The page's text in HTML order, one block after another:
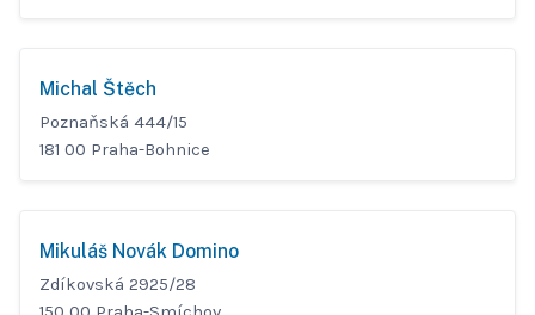
Michal Štěch
Poznaňská 444/15
181 00 Praha-Bohnice
Mikuláš Novák Domino
Zdíkovská 2925/28